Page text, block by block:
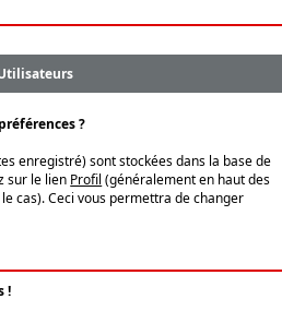
?
enregistré) sont stockées dans la base de
sur le lien Profil (généralement en haut des
cas). Ceci vous permettra de changer
!